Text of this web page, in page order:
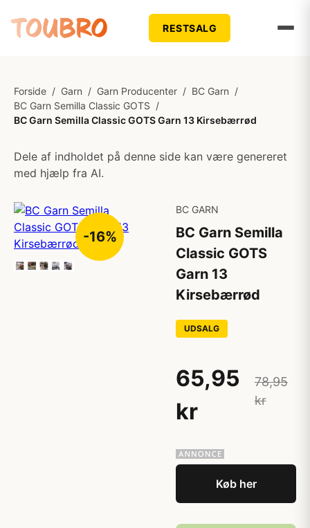
RESTSALG
Forside / Garn / Garn Producenter / BC Garn /
BC Garn Semilla Classic GOTS /
BC Garn Semilla Classic GOTS Garn 13 Kirsebærrød
Dele af indholdet på denne side kan være genereret
med hjælp fra AI.
-16%
BC GARN
BC Garn Semilla
Classic GOTS
Garn 13
Kirsebærrød
UDSALG
65,95
kr
78,95
kr
Køb her